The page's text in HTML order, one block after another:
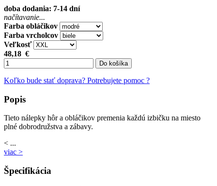
doba dodania: 7-14 dní
načítavanie...
Farba obláčikov
Farba vrcholcov
Veľkosť
48,18 €
Do košíka
Koľko bude stať doprava? Potrebujete pomoc ?
Popis
Tieto nálepky hôr a obláčikov premenia každú izbičku na miesto
plné dobrodružstva a zábavy.
< ...
viac >
Špecifikácia